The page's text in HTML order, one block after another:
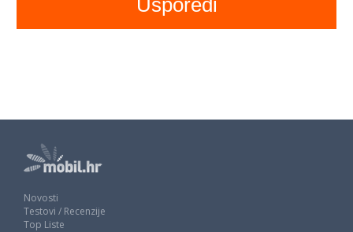
Novosti
Testovi / Recenzije
Top Liste